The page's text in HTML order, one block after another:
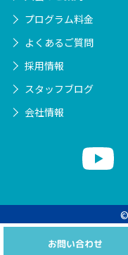
プログラム料金
よくあるご質問
採用情報
スタッフブログ
会社情報
©
お問い合わせ